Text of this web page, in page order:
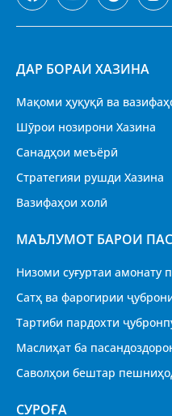
ДАР БОРАИ ХАЗИНА
Мақоми ҳуқуқӣ ва
Шӯрои нозирони Хазина
Санадҳои меъёрӣ
Стратегияи рушди Хазина
Вазифаҳои холӣ
МАЪЛУМОТ БАРОИ
Низоми суғуртаи амонату
Сатҳ ва фарогирии
Тартиби пардохти
Маслиҳат ба
Саволҳои бештар
CУРОҒА